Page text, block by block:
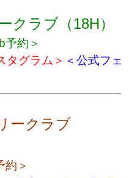
クラブ（18H）
予約＞
タグラム＞ ＜公式フェ
ークラブ
約＞